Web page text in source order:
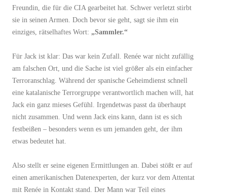
Freundin, die für die CIA gearbeitet hat. Schwer verletzt stirbt
sie in seinen Armen. Doch bevor sie geht, sagt sie ihm ein
einziges, rätselhaftes Wort: „Sammler.“
Für Jack ist klar: Das war kein Zufall. Renée war nicht zufällig
am falschen Ort, und die Sache ist viel größer als ein einfacher
Terroranschlag. Während der spanische Geheimdienst schnell
eine katalanische Terrorgruppe verantwortlich machen will, hat
Jack ein ganz mieses Gefühl. Irgendetwas passt da überhaupt
nicht zusammen. Und wenn Jack eins kann, dann ist es sich
festbeißen – besonders wenn es um jemanden geht, der ihm
etwas bedeutet hat.
Also stellt er seine eigenen Ermittlungen an. Dabei stößt er auf
einen amerikanischen Datenexperten, der kurz vor dem Attentat
mit Renée in Kontakt stand. Der Mann war Teil eines